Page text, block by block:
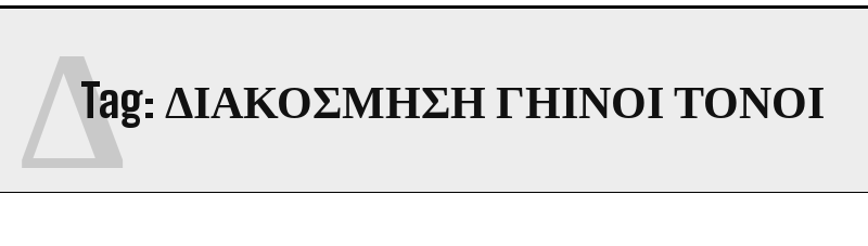
Tag: ΔΙΑΚΟΣΜΗΣΗ ΓΗΙΝΟΙ ΤΟΝΟΙ
Δ